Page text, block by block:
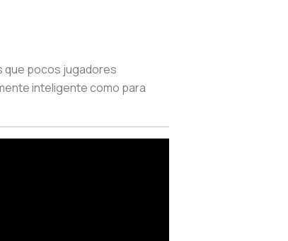
que pocos jugadores
inteligente como para